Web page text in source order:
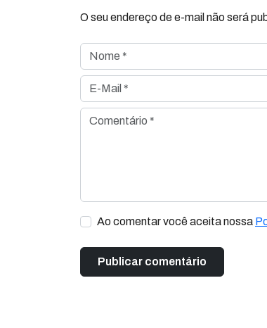
O seu endereço de e-mail não será
Nome *
E-Mail *
Comentário *
Ao comentar você aceita nossa